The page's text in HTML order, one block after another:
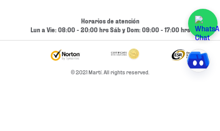
Cambios y Devoluciones
Condiciones de Entrega
Términos y Condiciones
Horarios de atención
Lun a Vie: 08:00 - 20:00 hrs Sáb y Dom: 09:00 - 17:00 hrs
© 2021 Martí. All rights reserved.